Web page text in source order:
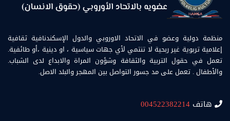
منظمة دولية وعضو في الاتحاد الاوروبي والدول الإسكندنافية ثقافية
إعلامية تربوية غير ربحية لا تنتمي لأي جهات سياسية ، او دينية ،أو طائفية.
تعمل في حقول التربية والثقافة وشؤون المراة والابداع لدى الشباب.
والأطفال . تعمل على مد جسور التواصل بين المهجر والبلد الاصل.
هاتف 004522382214